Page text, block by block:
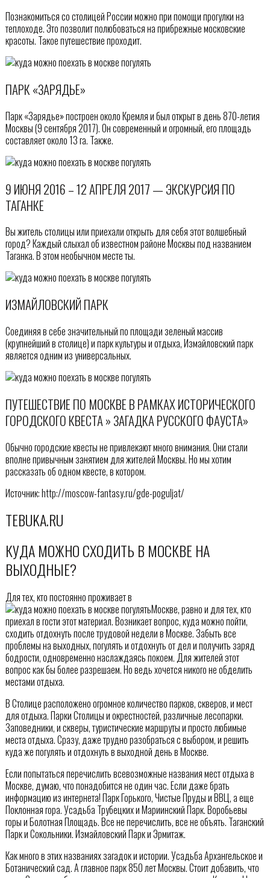
Познакомиться со столицей России можно при помощи прогулки на
теплоходе. Это позволит полюбоваться на прибрежные московские
красоты. Такое путешествие проходит.
ПАРК «ЗАРЯДЬЕ»
Парк «Зарядье» построен около Кремля и был открыт в день 870-летия
Москвы (9 сентября 2017). Он современный и огромный, его площадь
составляет около 13 га. Также.
9 ИЮНЯ 2016 – 12 АПРЕЛЯ 2017 — ЭКСКУРСИЯ ПО
ТАГАНКЕ
Вы житель столицы или приехали открыть для себя этот волшебный
город? Каждый слыхал об известном районе Москвы под названием
Таганка. В этом необычном месте ты.
ИЗМАЙЛОВСКИЙ ПАРК
Соединяя в себе значительный по площади зеленый массив
(крупнейший в столице) и парк культуры и отдыха, Измайловский парк
является одним из универсальных.
ПУТЕШЕСТВИЕ ПО МОСКВЕ В РАМКАХ ИСТОРИЧЕСКОГО
ГОРОДСКОГО КВЕСТА » ЗАГАДКА РУССКОГО ФАУСТА»
Обычно городские квесты не привлекают много внимания. Они стали
вполне привычным занятием для жителей Москвы. Но мы хотим
рассказать об одном квесте, в котором.
Источник: http://moscow-fantasy.ru/gde-poguljat/
TEBUKA.RU
КУДА МОЖНО СХОДИТЬ В МОСКВЕ НА
ВЫХОДНЫЕ?
Для тех, кто постоянно проживает в
Москве, равно и для тех, кто
приехал в гости этот материал. Возникает вопрос, куда можно пойти,
сходить отдохнуть после трудовой недели в Москве. Забыть все
проблемы на выходных, погулять и отдохнуть от дел и получить заряд
бодрости, одновременно наслаждаясь покоем. Для жителей этот
вопрос как бы более разрешаем. Но ведь хочется никого не обделить
местами отдыха.
В Столице расположено огромное количество парков, скверов, и мест
для отдыха. Парки Столицы и окрестностей, различные лесопарки.
Заповедники, и скверы, туристические маршруты и просто любимые
места отдыха. Сразу, даже трудно разобраться с выбором, и решить
куда же погулять и отдохнуть в выходной день в Москве.
Если попытаться перечислить всевозможные названия мест отдыха в
Москве, думаю, что понадобится не один час. Если даже брать
информацию из интернета! Парк Горького, Чистые Пруды и ВВЦ, а еще
Поклонная гора. Усадьба Трубецких и Мариинский Парк. Воробьевы
горы и Болотная Площадь. Все не перечислить, все не объять. Таганский
Парк и Сокольники. Измайловский Парк и Эрмитаж.
Как много в этих названиях загадок и истории. Усадьба Архангельское и
Ботанический сад. А главное парк 850 лет Москвы. Стоит добавить, что